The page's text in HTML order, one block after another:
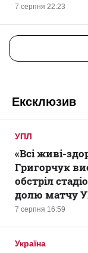
7 серпня 22:23
Ексклюзив
УПЛ
7 серпня 16:59
«Всі живі-
Григорчук
обстріл
долю матчу
Україна